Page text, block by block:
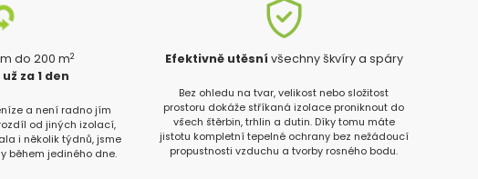
do 200 m2
už za 1 den
a není radno jím
od jiných izolací,
i několik týdnů, jsme
během jediného dne.
Efektivně utěsní všechny škvíry a spáry
Bez ohledu na tvar, velikost nebo složitost
prostoru dokáže stříkaná izolace proniknout do
všech štěrbin, trhlin a dutin. Díky tomu máte
jistotu kompletní tepelné ochrany bez nežádoucí
propustnosti vzduchu a tvorby rosného bodu.